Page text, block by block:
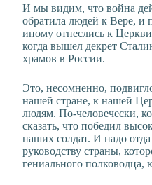
И мы видим, что война
обратила людей к Вере, и
иному отнеслись к
когда вышел декрет
храмов в России.
Это, несомненно,
нашей стране, к нашей
людям. По-человечески,
сказать, что победил
наших солдат. И надо
руководству страны,
гениального полководца,